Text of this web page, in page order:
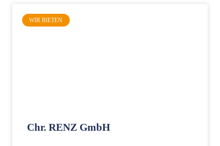
WIR BIETEN
Chr. RENZ GmbH